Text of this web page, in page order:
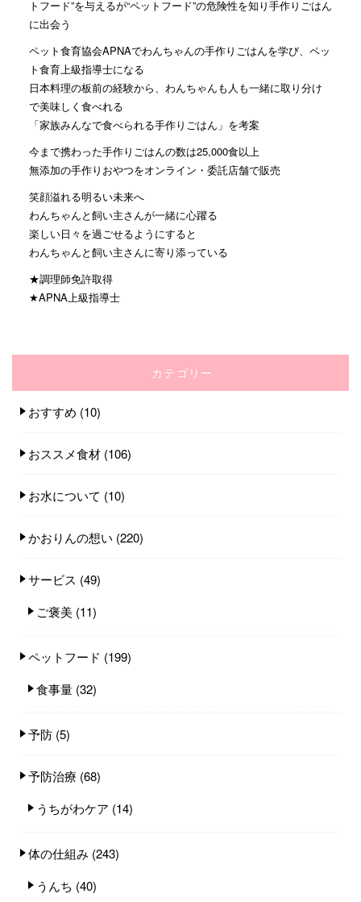
トフード”を与えるが“ペットフード”の危険性を知り手作りごはん
に出会う
ペット食育協会APNAでわんちゃんの手作りごはんを学び、ペッ
ト食育上級指導士になる
日本料理の板前の経験から、わんちゃんも人も一緒に取り分け
で美味しく食べれる
「家族みんなで食べられる手作りごはん」を考案
今まで携わった手作りごはんの数は25,000食以上
無添加の手作りおやつをオンライン・委託店舗で販売
笑顔溢れる明るい未来へ
わんちゃんと飼い主さんが一緒に心躍る
楽しい日々を過ごせるようにすると
わんちゃんと飼い主さんに寄り添っている
★調理師免許取得
★APNA上級指導士
カテゴリー
おすすめ (10)
おススメ食材 (106)
お水について (10)
かおりんの想い (220)
サービス (49)
ご褒美 (11)
ペットフード (199)
食事量 (32)
予防 (5)
予防治療 (68)
うちがわケア (14)
体の仕組み (243)
うんち (40)